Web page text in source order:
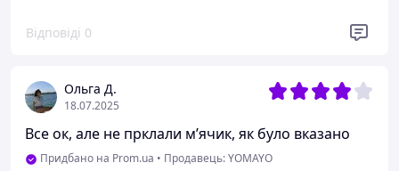
Відповіді 0
Ольга Д.
18.07.2025
Все ок, але не прклали мʼячик, як було вказано
Придбано на Prom.ua • Продавець: YOMAYO